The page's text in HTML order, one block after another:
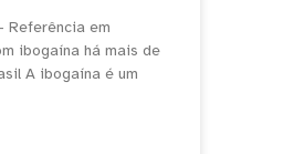
Referência em
ibogaína há mais de
A ibogaína é um